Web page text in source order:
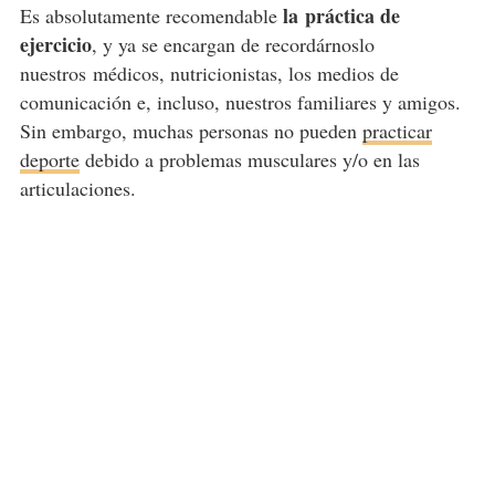
Es absolutamente recomendable la práctica de
ejercicio, y ya se encargan de recordárnoslo
nuestros médicos, nutricionistas, los medios de
comunicación e, incluso, nuestros familiares y amigos.
Sin embargo, muchas personas no pueden practicar
deportedebido a problemas musculares y/o en las
articulaciones.